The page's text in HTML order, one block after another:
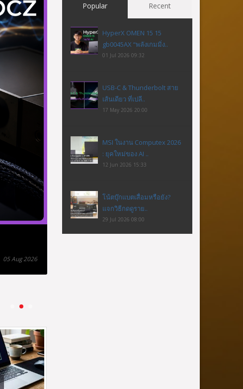
05 Aug 2026
โน้ตบุ๊กแบตเสื่อมหรือยัง? แจกวิธีกดดูรายงานสุ
Popular Recent
HyperX OMEN 15 15
gb0045AX “พลังเกมมิ่ง..
01 Jul 2026 09:32
USB-C & Thunderbolt สาย
เส้นเดียว ที่เปลี..
17 May 2026 20:00
MSI ในงาน Computex 2026
: ยุคใหม่ของ AI ..
12 Jun 2026 15:33
โน้ตบุ๊กแบตเสื่อมหรือยัง?
แจกวิธีกดดูราย..
29 Jul 2026 08:00